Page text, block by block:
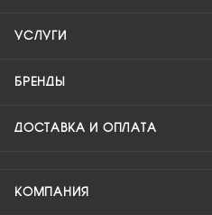
УСЛУГИ
БРЕНДЫ
ДОСТАВКА И ОПЛАТА
КОМПАНИЯ